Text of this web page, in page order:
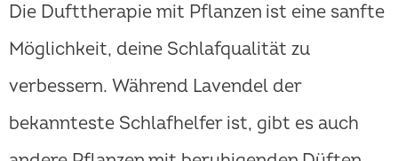
Die Dufttherapie mit Pflanzen ist eine sanfte
Möglichkeit, deine Schlafqualität zu
verbessern. Während Lavendel der
bekannteste Schlafhelfer ist, gibt es auch